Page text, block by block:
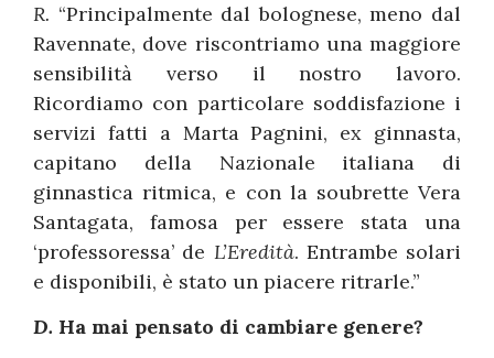
R. “Principalmente dal bolognese, meno dal
Ravennate, dove riscontriamo una maggiore
sensibilità verso il nostro lavoro.
Ricordiamo con particolare soddisfazione i
servizi fatti a Marta Pagnini, ex ginnasta,
capitano della Nazionale italiana di
ginnastica ritmica, e con la soubrette Vera
Santagata, famosa per essere stata una
‘professoressa’ de L’Eredità. Entrambe solari
e disponibili, è stato un piacere ritrarle.”
D. Ha mai pensato di cambiare genere?